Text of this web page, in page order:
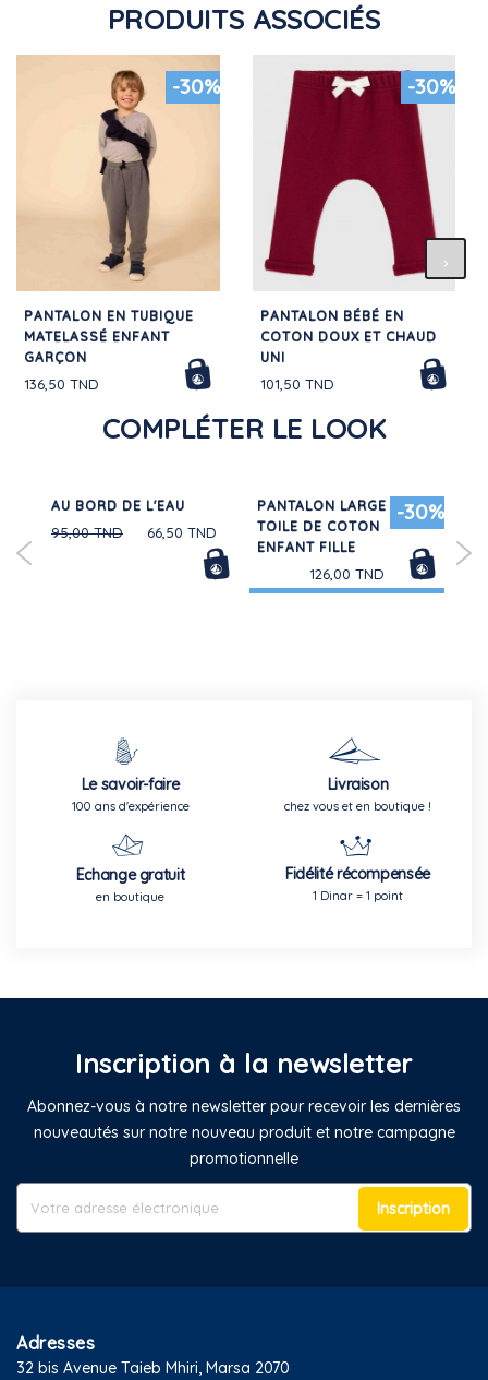
PRODUITS ASSOCIÉS
-30%
PANTALON EN TUBIQUE
MATELASSÉ ENFANT
GARÇON
136,50 TND
-30%
PANTALON BÉBÉ EN
COTON DOUX ET CHAUD
UNI
101,50 TND
COMPLÉTER LE LOOK
AU BORD DE L'EAU
66,50 TND
95,00 TND
-30%
PANTALON LARGE EN
TOILE DE COTON
ENFANT FILLE
126,00 TND
Le savoir-faire
100 ans d'expérience
Livraison
chez vous et en boutique !
Echange gratuit
en boutique
Fidélité récompensée
1 Dinar = 1 point
Inscription à la newsletter
Abonnez-vous à notre newsletter pour recevoir les dernières
nouveautés sur notre nouveau produit et notre campagne
promotionnelle
Inscription
Adresses
32 bis Avenue Taieb Mhiri, Marsa 2070